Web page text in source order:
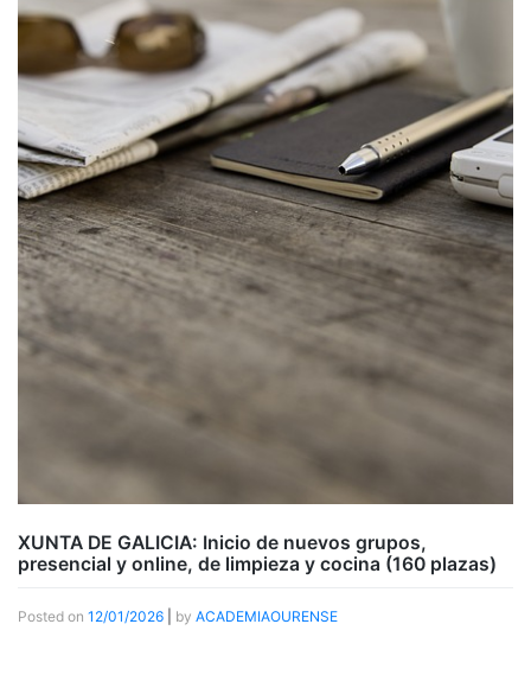
XUNTA DE GALICIA: Inicio de nuevos grupos,
presencial y online, de limpieza y cocina (160 plazas)
Posted on 12/01/2026 by ACADEMIAOURENSE